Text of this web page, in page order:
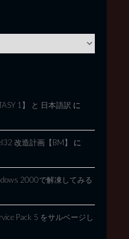
1】 と 日本語訳 に
改造計画【BM】
に
2000で解凍してみる
Pack 5 をサルベージし